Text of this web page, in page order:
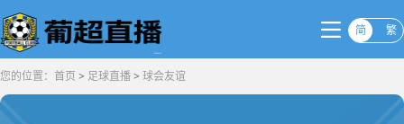
简 繁
您的位置： 首页 > 足球直播> 球会友谊